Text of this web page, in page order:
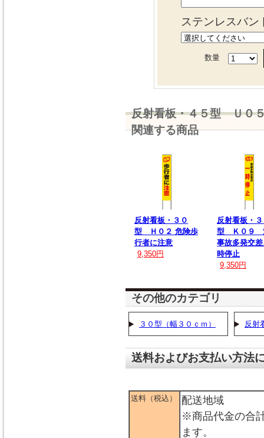
ステンレスバン
数量
反射看板・４５型 Ｕ０
関連する商品
反射看板・３０
型 Ｈ０２ 危険歩
行者に注意
9,350円
反射看板・
型 Ｋ０９
事故多発交
時停止
9,350円
その他のカテゴリ
３０型（幅３０ｃｍ） 反射
送料およびお支払い方法
送料（税込）
配送地域
※商品代金の合
ます。